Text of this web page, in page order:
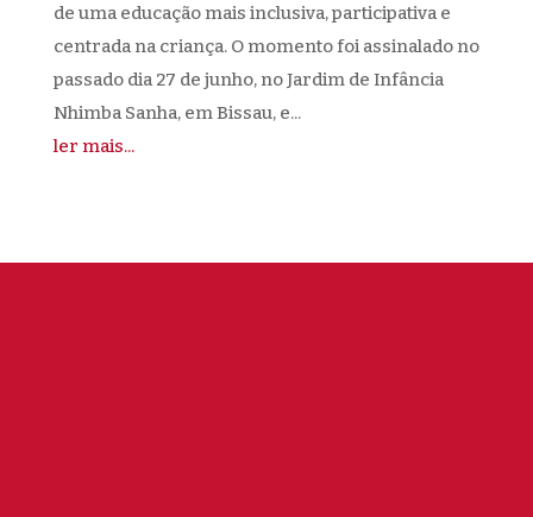
de uma educação mais inclusiva, participativa e
centrada na criança. O momento foi assinalado no
passado dia 27 de junho, no Jardim de Infância
Nhimba Sanha, em Bissau, e...
ler mais...